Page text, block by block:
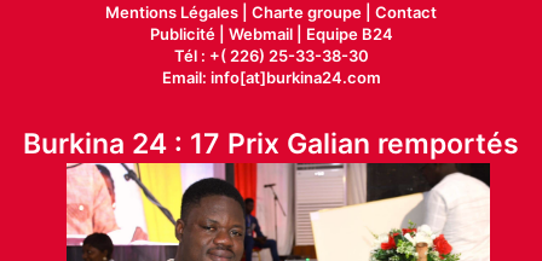
Mentions Légales | Charte groupe | Contact
Publicité| Webmail |
Equipe B24
Tél : +( 226) 25-33-38-30
Email: info[at]burkina24.com
Burkina 24 : 17 Prix Galian remportés